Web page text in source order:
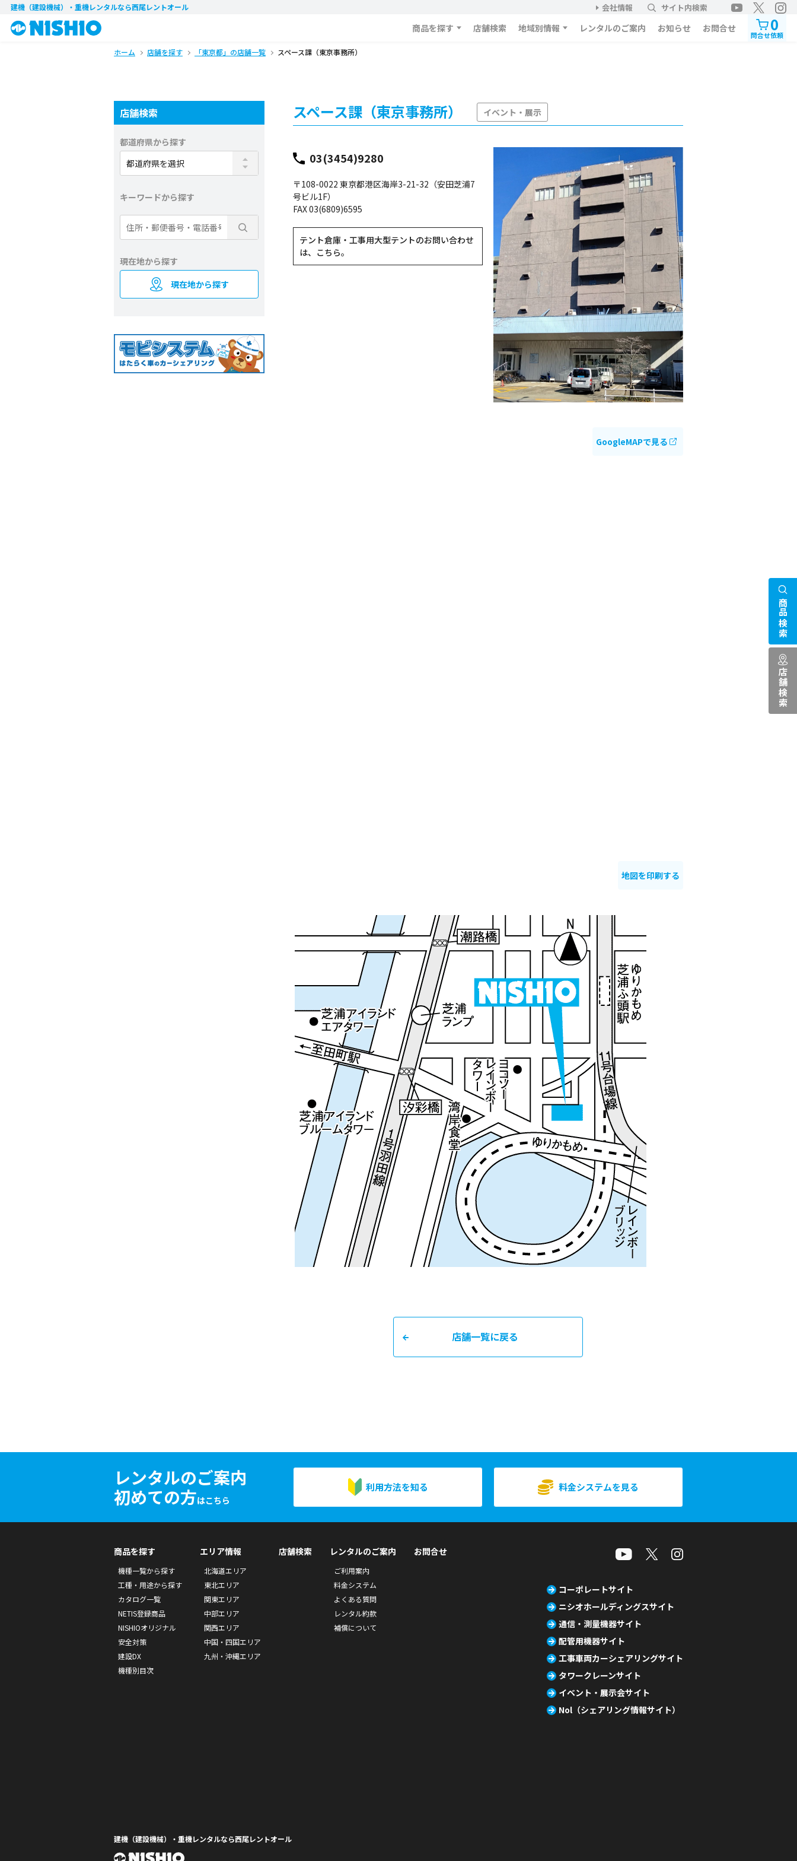
建機（建設機械）・重機レンタルなら西尾レントオール 会社情報 サイト内検索
商品を探す 店舗検索 地域別情報 レンタルのご案内 お知らせ お問合せ 0
問合せ依頼
ホーム 店舗を探す 「東京都」の店舗一覧 スペース課（東京事務所）
スペース課（東京事務所） イベント・展示
03(3454)9280
〒108-0022 東京都港区海岸3-21-32（安田芝浦7
号ビル1F）
FAX 03(6809)6595
テント倉庫・工事用大型テントのお問い合わせ
は、こちら。
GoogleMAPで見る
地図を印刷する
店舗一覧に戻る
店舗検索
都道府県から探す
キーワードから探す
現在地から探す
現在地から探す
レンタルのご案内
初めての方はこちら
利用方法を知る 料金システムを見る
商品検索
店舗検索
商品を探す
機種一覧から探す
工種・用途から探す
カタログ一覧
NETIS登録商品
NISHIOオリジナル
安全対策
建設DX
機種別目次
エリア情報
北海道エリア
東北エリア
関東エリア
中部エリア
関西エリア
中国・四国エリア
九州・沖縄エリア
店舗検索 レンタルのご案内
ご利用案内
料金システム
よくある質問
レンタル約款
補償について
お問合せ
コーポレートサイト
ニシオホールディングスサイト
通信・測量機器サイト
配管用機器サイト
工事車両カーシェアリングサイト
タワークレーンサイト
イベント・展示会サイト
Nol（シェアリング情報サイト）
建機（建設機械）・重機レンタルなら西尾レントオール